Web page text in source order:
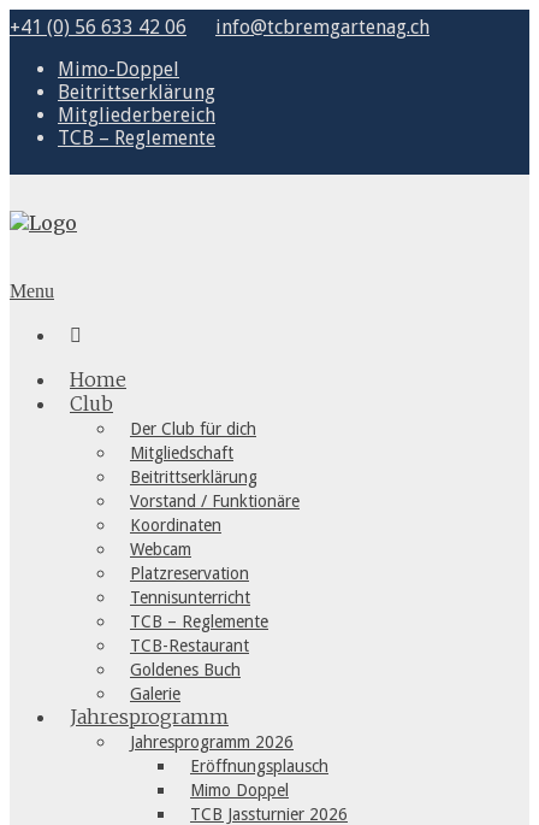
+41 (0) 56 633 42 06
info@tcbremgartenag.ch
Mimo-Doppel
Beitrittserklärung
Mitgliederbereich
TCB – Reglemente
Menu

Home
Club
Der Club für dich
Mitgliedschaft
Beitrittserklärung
Vorstand / Funktionäre
Koordinaten
Webcam
Platzreservation
Tennisunterricht
TCB – Reglemente
TCB-Restaurant
Goldenes Buch
Galerie
Jahresprogramm
Jahresprogramm 2026
Eröffnungsplausch
Mimo Doppel
TCB Jassturnier 2026